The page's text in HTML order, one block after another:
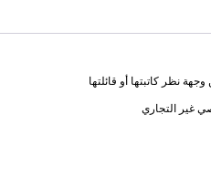
نظر كاتبتها أو قائلتها
غير التجاري